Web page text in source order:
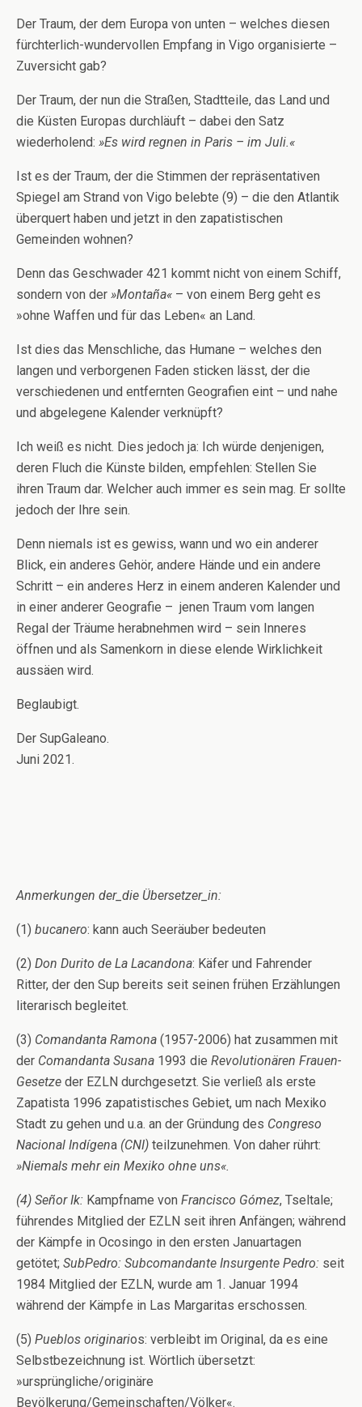
Der Traum, der dem Europa von unten – welches diesen
fürchterlich-wundervollen Empfang in Vigo organisierte –
Zuversicht gab?
Der Traum, der nun die Straßen, Stadtteile, das Land und
die Küsten Europas durchläuft – dabei den Satz
wiederholend: »Es wird regnen in Paris – im Juli.«
Ist es der Traum, der die Stimmen der repräsentativen
Spiegel am Strand von Vigo belebte (9) – die den Atlantik
überquert haben und jetzt in den zapatistischen
Gemeinden wohnen?
Denn das Geschwader 421 kommt nicht von einem Schiff,
sondern von der »Montaña« – von einem Berg geht es
»ohne Waffen und für das Leben« an Land.
Ist dies das Menschliche, das Humane – welches den
langen und verborgenen Faden sticken lässt, der die
verschiedenen und entfernten Geografien eint – und nahe
und abgelegene Kalender verknüpft?
Ich weiß es nicht. Dies jedoch ja: Ich würde denjenigen,
deren Fluch die Künste bilden, empfehlen: Stellen Sie
ihren Traum dar. Welcher auch immer es sein mag. Er sollte
jedoch der Ihre sein.
Denn niemals ist es gewiss, wann und wo ein anderer
Blick, ein anderes Gehör, andere Hände und ein andere
Schritt – ein anderes Herz in einem anderen Kalender und
in einer anderer Geografie – jenen Traum vom langen
Regal der Träume herabnehmen wird – sein Inneres
öffnen und als Samenkorn in diese elende Wirklichkeit
aussäen wird.
Beglaubigt.
Der SupGaleano.
Juni 2021.
Anmerkungen der_die Übersetzer_in:
(1) bucanero: kann auch Seeräuber bedeuten
(2) Don Durito de La Lacandona: Käfer und Fahrender
Ritter, der den Sup bereits seit seinen frühen Erzählungen
literarisch begleitet.
(3) Comandanta Ramona (1957-2006) hat zusammen mit
der Comandanta Susana 1993 die Revolutionären Frauen-
Gesetze der EZLN durchgesetzt. Sie verließ als erste
Zapatista 1996 zapatistisches Gebiet, um nach Mexiko
Stadt zu gehen und u.a. an der Gründung des Congreso
Nacional Indígena (CNI) teilzunehmen. Von daher rührt:
»Niemals mehr ein Mexiko ohne uns«.
(4) Señor Ik: Kampfname von Francisco Gómez, Tseltale;
führendes Mitglied der EZLN seit ihren Anfängen; während
der Kämpfe in Ocosingo in den ersten Januartagen
getötet; SubPedro: Subcomandante Insurgente Pedro: seit
1984 Mitglied der EZLN, wurde am 1. Januar 1994
während der Kämpfe in Las Margaritas erschossen.
(5) Pueblos originarios: verbleibt im Original, da es eine
Selbstbezeichnung ist. Wörtlich übersetzt:
»ursprüngliche/originäre
Bevölkerung/Gemeinschaften/Völker«.